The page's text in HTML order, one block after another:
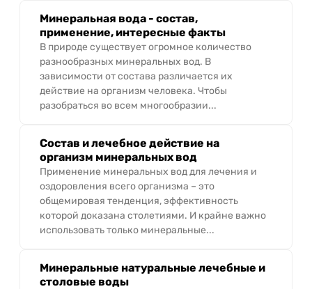
Минеральная вода - состав,
применение, интересные факты
В природе существует огромное количество
разнообразных минеральных вод. В
зависимости от состава различается их
действие на организм человека. Чтобы
разобраться во всем многообразии...
Состав и лечебное действие на
организм минеральных вод
Применение минеральных вод для лечения и
оздоровления всего организма – это
общемировая тенденция, эффективность
которой доказана столетиями. И крайне важно
использовать только минеральные...
Минеральные натуральные лечебные и
столовые воды